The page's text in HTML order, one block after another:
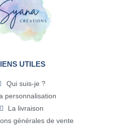
UTILES
Qui suis-je ?
personnalisation
La livraison
générales de vente